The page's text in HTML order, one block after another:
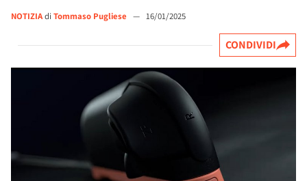
NOTIZIAdi Tommaso Pugliese — 16/01/2025
CONDIVIDI